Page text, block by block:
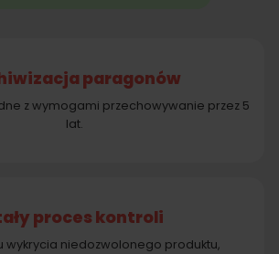
paragonów
z wymogami przechowywanie przez 5
lat.
proces kontroli
wykrycia niedozwolonego produktu,